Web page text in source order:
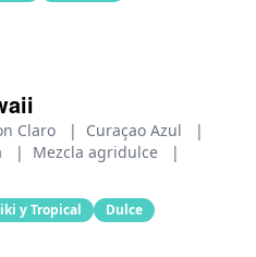
Claro | Curaçao Azul
|
| Mezcla agridulce
|
y Tropical Dulce